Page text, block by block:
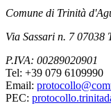
Comune di Trinità
Via Sassari n. 7
P.IVA: 00289020901
Tel: +39 079 6109990
Email:
PEC: